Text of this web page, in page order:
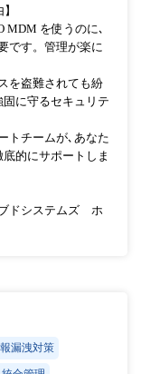
MDM を使うのに､
です。管理が楽に
を盗難されても紛
に守るセキュリテ
トチームが､あなた
的にサポートしま
ブドシステムズ ホ
漏洩対策